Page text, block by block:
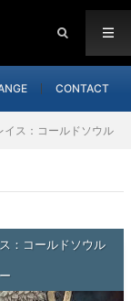
CONTACT
イス：コールドソウル
：コールドソウル